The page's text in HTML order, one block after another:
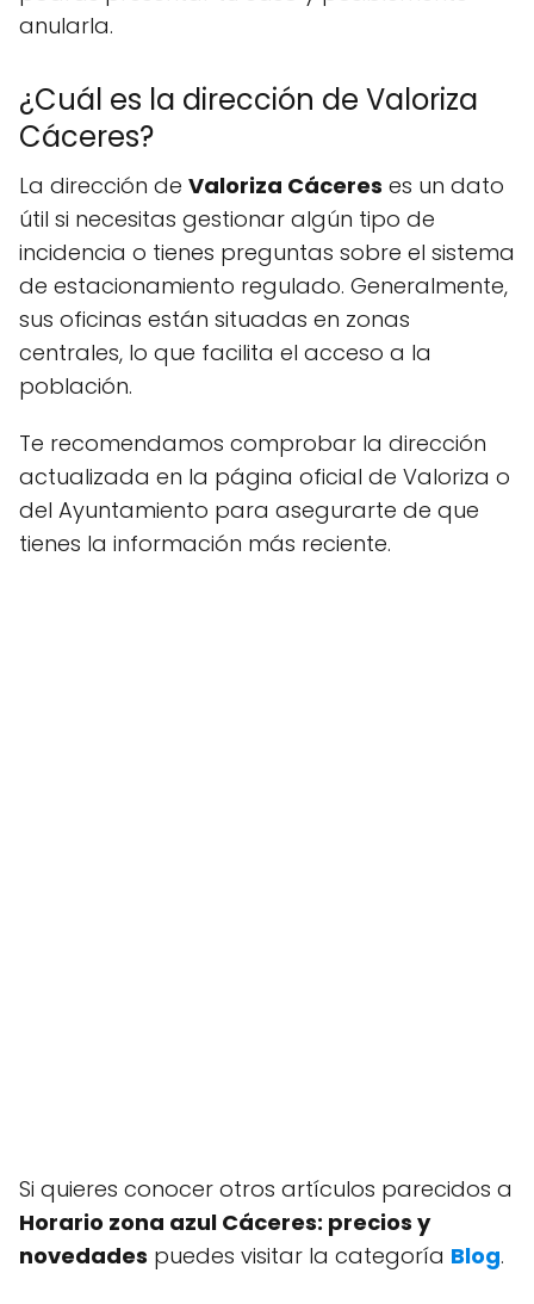
anularla.
¿Cuál es la dirección de Valoriza
Cáceres?
La dirección de Valoriza Cáceres es un dato
útil si necesitas gestionar algún tipo de
incidencia o tienes preguntas sobre el sistema
de estacionamiento regulado. Generalmente,
sus oficinas están situadas en zonas
centrales, lo que facilita el acceso a la
población.
Te recomendamos comprobar la dirección
actualizada en la página oficial de Valoriza o
del Ayuntamiento para asegurarte de que
tienes la información más reciente.
Si quieres conocer otros artículos parecidos a
Horario zona azul Cáceres: precios y
novedades puedes visitar la categoría Blog.